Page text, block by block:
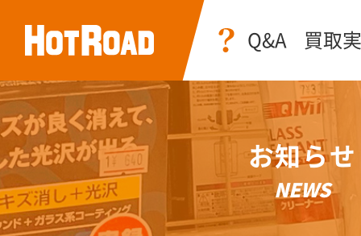
Q&A 買取
お知らせ
NEWS